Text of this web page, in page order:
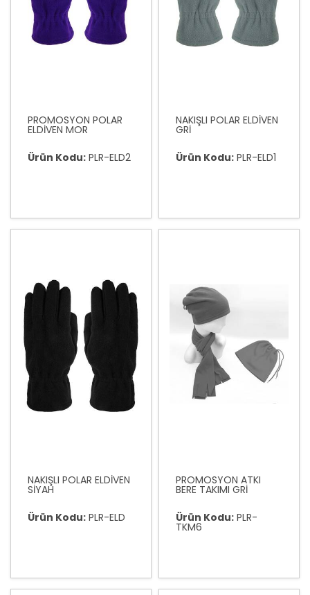
PROMOSYON POLAR
ELDİVEN MOR
Ürün Kodu: PLR-ELD2
NAKIŞLI POLAR ELDİVEN
GRİ
Ürün Kodu: PLR-ELD1
NAKIŞLI POLAR ELDİVEN
SİYAH
Ürün Kodu: PLR-ELD
PROMOSYON ATKI
BERE TAKIMI GRİ
Ürün Kodu: PLR-
TKM6